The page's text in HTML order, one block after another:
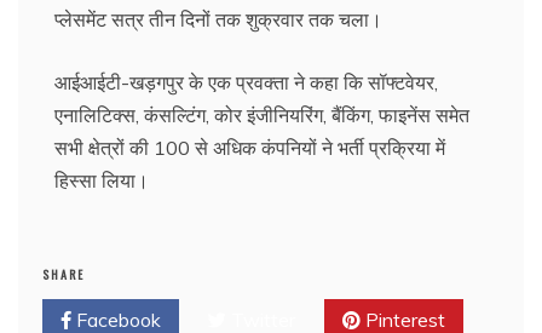
प्लेसमेंट सत्र तीन दिनों तक शुक्रवार तक चला।
आईआईटी-खड़गपुर के एक प्रवक्ता ने कहा कि सॉफ्टवेयर,
एनालिटिक्स, कंसल्टिंग, कोर इंजीनियरिंग, बैंकिंग, फाइनेंस समेत
सभी क्षेत्रों की 100 से अधिक कंपनियों ने भर्ती प्रक्रिया में
हिस्सा लिया।
SHARE
Facebook Pinterest